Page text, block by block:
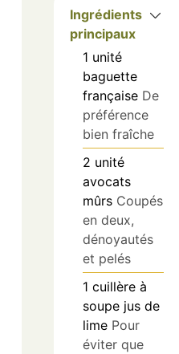
Ingrédients
principaux
1 unité
baguette
française De
préférence
bien fraîche
2 unité
avocats
mûrs Coupés
en deux,
dénoyautés
et pelés
1 cuillère à
soupe jus de
lime Pour
éviter que